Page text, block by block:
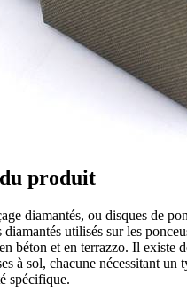
produit
diamantés, ou disques de
utilisés sur les
béton et en terrazzo. Il existe
à sol, chacune nécessitant un
spécifique.